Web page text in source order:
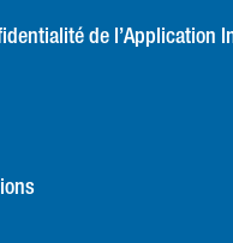
de l’Application